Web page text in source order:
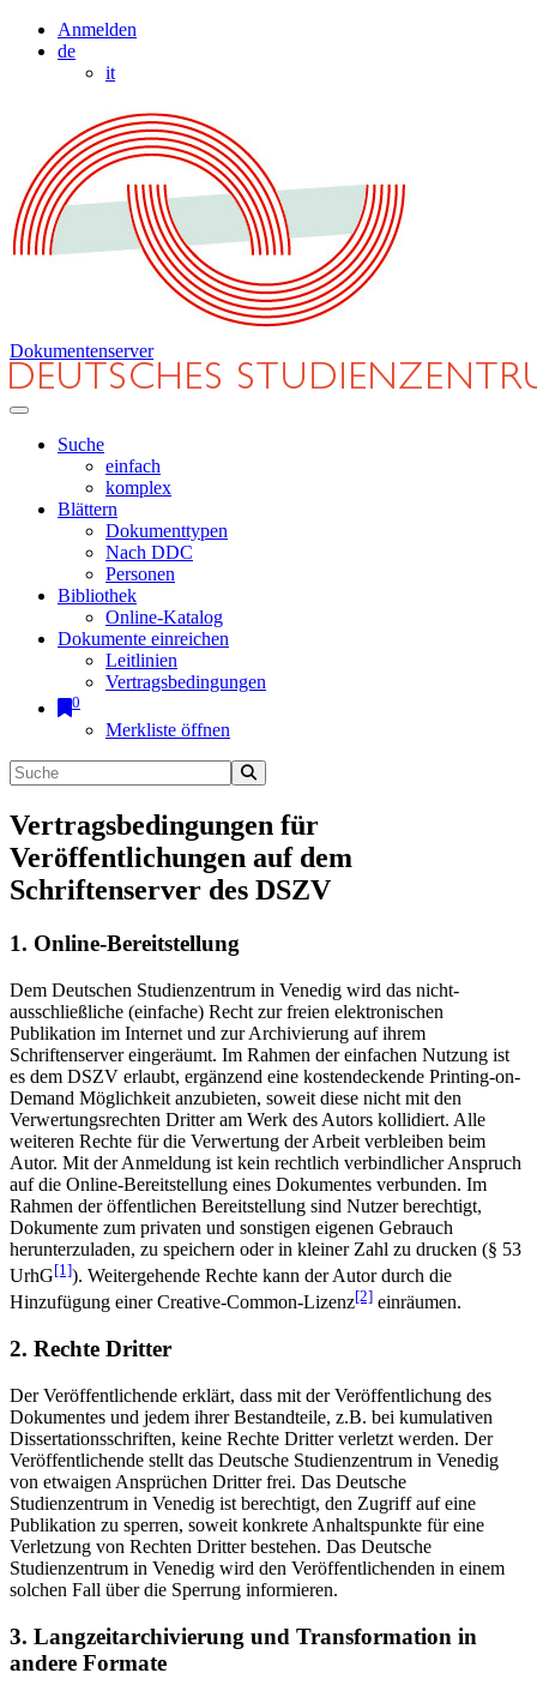
Anmelden
de
it
Dokumentenserver
Suche
einfach
komplex
Blättern
Dokumenttypen
Nach DDC
Personen
Bibliothek
Online-Katalog
Dokumente einreichen
Leitlinien
Vertragsbedingungen
0
Merkliste öffnen
Vertragsbedingungen für
Veröffentlichungen auf dem
Schriftenserver des DSZV
1. Online-Bereitstellung
Dem Deutschen Studienzentrum in Venedig wird das nicht-
ausschließliche (einfache) Recht zur freien elektronischen
Publikation im Internet und zur Archivierung auf ihrem
Schriftenserver eingeräumt. Im Rahmen der einfachen Nutzung ist
es dem DSZV erlaubt, ergänzend eine kostendeckende Printing-on-
Demand Möglichkeit anzubieten, soweit diese nicht mit den
Verwertungsrechten Dritter am Werk des Autors kollidiert. Alle
weiteren Rechte für die Verwertung der Arbeit verbleiben beim
Autor. Mit der Anmeldung ist kein rechtlich verbindlicher Anspruch
auf die Online-Bereitstellung eines Dokumentes verbunden. Im
Rahmen der öffentlichen Bereitstellung sind Nutzer berechtigt,
Dokumente zum privaten und sonstigen eigenen Gebrauch
herunterzuladen, zu speichern oder in kleiner Zahl zu drucken (§ 53
UrhG[1]). Weitergehende Rechte kann der Autor durch die
Hinzufügung einer Creative-Common-Lizenz[2] einräumen.
2. Rechte Dritter
Der Veröffentlichende erklärt, dass mit der Veröffentlichung des
Dokumentes und jedem ihrer Bestandteile, z.B. bei kumulativen
Dissertationsschriften, keine Rechte Dritter verletzt werden. Der
Veröffentlichende stellt das Deutsche Studienzentrum in Venedig
von etwaigen Ansprüchen Dritter frei. Das Deutsche
Studienzentrum in Venedig ist berechtigt, den Zugriff auf eine
Publikation zu sperren, soweit konkrete Anhaltspunkte für eine
Verletzung von Rechten Dritter bestehen. Das Deutsche
Studienzentrum in Venedig wird den Veröffentlichenden in einem
solchen Fall über die Sperrung informieren.
3. Langzeitarchivierung und Transformation in
andere Formate